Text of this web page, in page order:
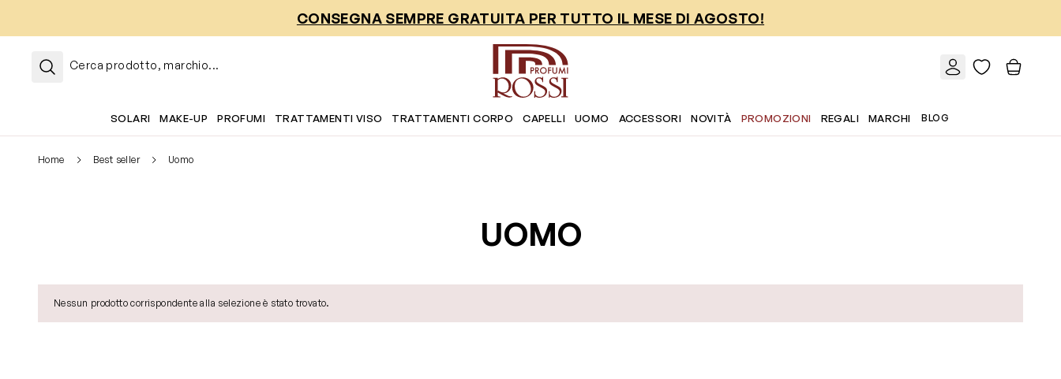
CONSEGNA SEMPRE GRATUITA PER TUTTO IL MESE DI AGOSTO!
Cerca prodotto, marchio...
SOLARI MAKE-UP PROFUMI TRATTAMENTI VISO TRATTAMENTI CORPO CAPELLI UOMO ACCESSORI NOVITÀ PROMOZIONI REGALI MARCHI BLOG
Home Best seller Uomo
UOMO
Nessun prodotto corrispondente alla selezione è stato trovato.